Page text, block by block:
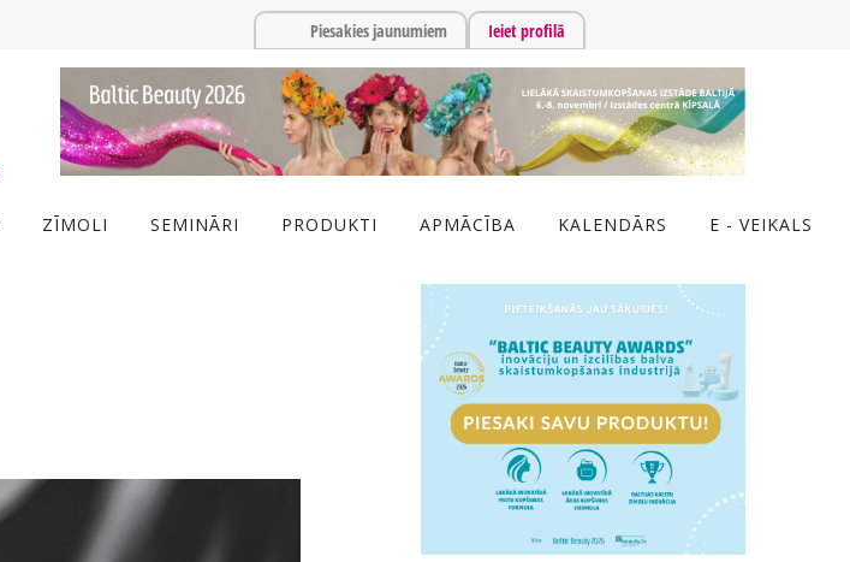
Piesakies jaunumiem Ieiet profilā
ZĪMOLI SEMINĀRI PRODUKTI APMĀCĪBA KALENDĀRS E - VEIKALS